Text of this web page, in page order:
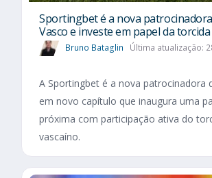
Sportingbet é a nova
Vasco e investe em papel da torcida
Bruno Bataglin Última atualização:
A Sportingbet é a nova patrocinadora
em novo capítulo que inaugura uma
próxima com participação ativa do
vascaíno.